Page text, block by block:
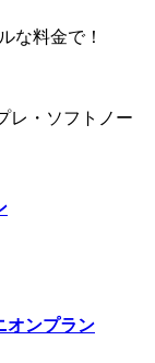
な料金で！
レ・ソフト ノー
オンプラン